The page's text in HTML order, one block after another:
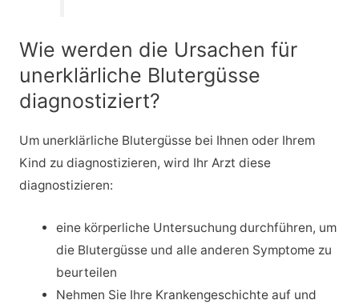
Wie werden die Ursachen für
unerklärliche Blutergüsse
diagnostiziert?
Um unerklärliche Blutergüsse bei Ihnen oder Ihrem
Kind zu diagnostizieren, wird Ihr Arzt diese
diagnostizieren:
eine körperliche Untersuchung durchführen, um
die Blutergüsse und alle anderen Symptome zu
beurteilen
Nehmen Sie Ihre Krankengeschichte auf und